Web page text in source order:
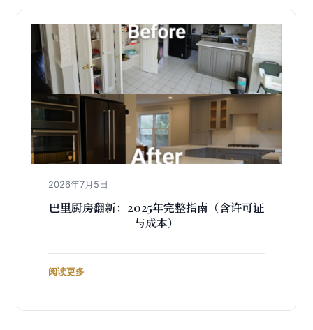
2026年7月5日
巴里厨房翻新：2025年完整指南（含许可证
与成本）
阅读更多